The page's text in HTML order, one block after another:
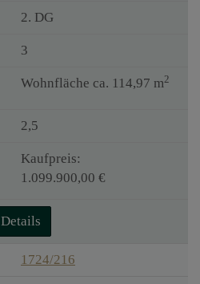
2. DG
3
Wohnfläche ca. 114,97 m2
2,5
Kaufpreis:
1.099.900,00 €
Details
1724/216